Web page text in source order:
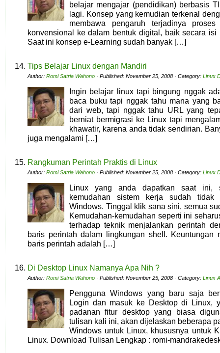
belajar mengajar (pendidikan) berbasis
lagi. Konsep yang kemudian terkenal
membawa pengaruh terjadinya proses
konvensional ke dalam bentuk digital, baik secara isi
Saat ini konsep e-Learning sudah banyak […]
Tips Belajar Linux dengan Mandiri
Author: Romi Satria Wahono · Published: November 25, 2008 · Category: Linux
Ingin belajar linux tapi bingung nggak
baca buku tapi nggak tahu mana yang
dari web, tapi nggak tahu URL yang
berniat bermigrasi ke Linux tapi
khawatir, karena anda tidak sendirian.
juga mengalami […]
Rangkuman Perintah Praktis di Linux
Author: Romi Satria Wahono · Published: November 25, 2008 · Category: Linux
Linux yang anda dapatkan saat ini,
kemudahan sistem kerja sudah
Windows. Tinggal klik sana sini, semua
Kemudahan-kemudahan seperti ini
terhadap teknik menjalankan perintah
baris perintah dalam lingkungan shell. Keuntungan
baris perintah adalah […]
Di Desktop Linux Namanya Apa Nih ?
Author: Romi Satria Wahono · Published: November 25, 2008 · Category: Linux
Pengguna Windows yang baru saja
Login dan masuk ke Desktop di Linux,
padanan fitur desktop yang biasa
tulisan kali ini, akan dijelaskan beberapa
Windows untuk Linux, khususnya untuk
Linux. Download Tulisan Lengkap : romi-